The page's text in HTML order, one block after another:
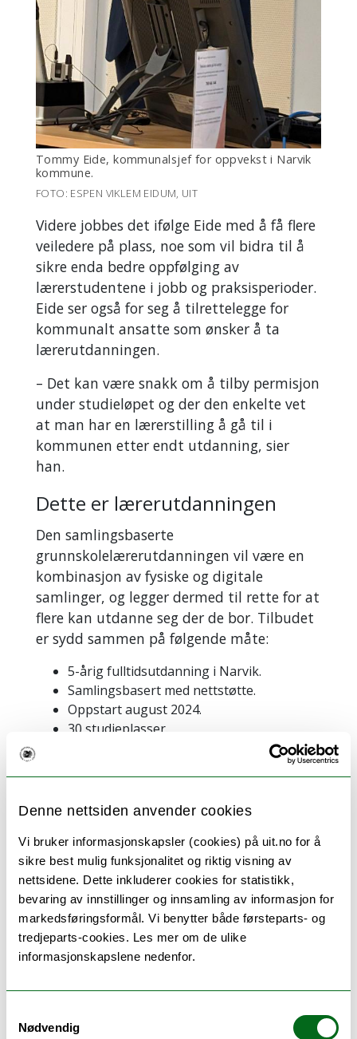
Denne nettsiden anvender cookies
Vi bruker informasjonskapsler (cookies) på uit.no for å
sikre best mulig funksjonalitet og riktig visning av
nettsidene. Dette inkluderer cookies for statistikk,
bevaring av innstillinger og innsamling av informasjon for
markedsføringsformål. Vi benytter både førsteparts- og
tredjeparts-cookies. Les mer om de ulike
informasjonskapslene nedenfor.
Nødvendig
Tommy Eide, kommunalsjef for oppvekst i Narvik
kommune.
FOTO: ESPEN VIKLEM EIDUM, UIT
Videre jobbes det ifølge Eide med å få flere
veiledere på plass, noe som vil bidra til å
sikre enda bedre oppfølging av
lærerstudentene i jobb og praksisperioder.
Eide ser også for seg å tilrettelegge for
kommunalt ansatte som ønsker å ta
lærerutdanningen.
– Det kan være snakk om å tilby permisjon
under studieløpet og der den enkelte vet
at man har en lærerstilling å gå til i
kommunen etter endt utdanning, sier
han.
Dette er lærerutdanningen
Den samlingsbaserte
grunnskolelærerutdanningen vil være en
kombinasjon av fysiske og digitale
samlinger, og legger dermed til rette for at
flere kan utdanne seg der de bor. Tilbudet
er sydd sammen på følgende måte:
5-årig fulltidsutdanning i Narvik.
Samlingsbasert med nettstøtte.
Oppstart august 2024.
30 studieplasser.
3 samlinger i semesteret (på 3 dager) på
formiddager i uka mellom samlingene.
uker praksis per studieår).
Fagene i utdanningen er norsk,
matematikk, naturfag og engelsk.
Master i begynneropplæring.
Mulighet for praksis i utlandet og et
semester i utlandet på fjerde studieår.
utdanningen
– Behovet for kvalifiserte lærere og